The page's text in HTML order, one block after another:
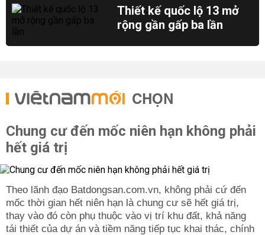
Thiết kế quốc lộ 13 mở
rộng gần gấp ba lần
CHỌN
Chung cư đến mốc niên hạn không phải
hết giá trị
Theo lãnh đạo Batdongsan.com.vn, không phải cứ đến
mốc thời gian hết niên hạn là chung cư sẽ hết giá trị,
thay vào đó còn phụ thuộc vào vị trí khu đất, khả năng
tái thiết của dự án và tiềm năng tiếp tục khai thác, chính